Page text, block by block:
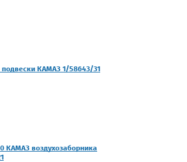
подвески КАМАЗ 1/58643/31
КАМАЗ воздухозаборника